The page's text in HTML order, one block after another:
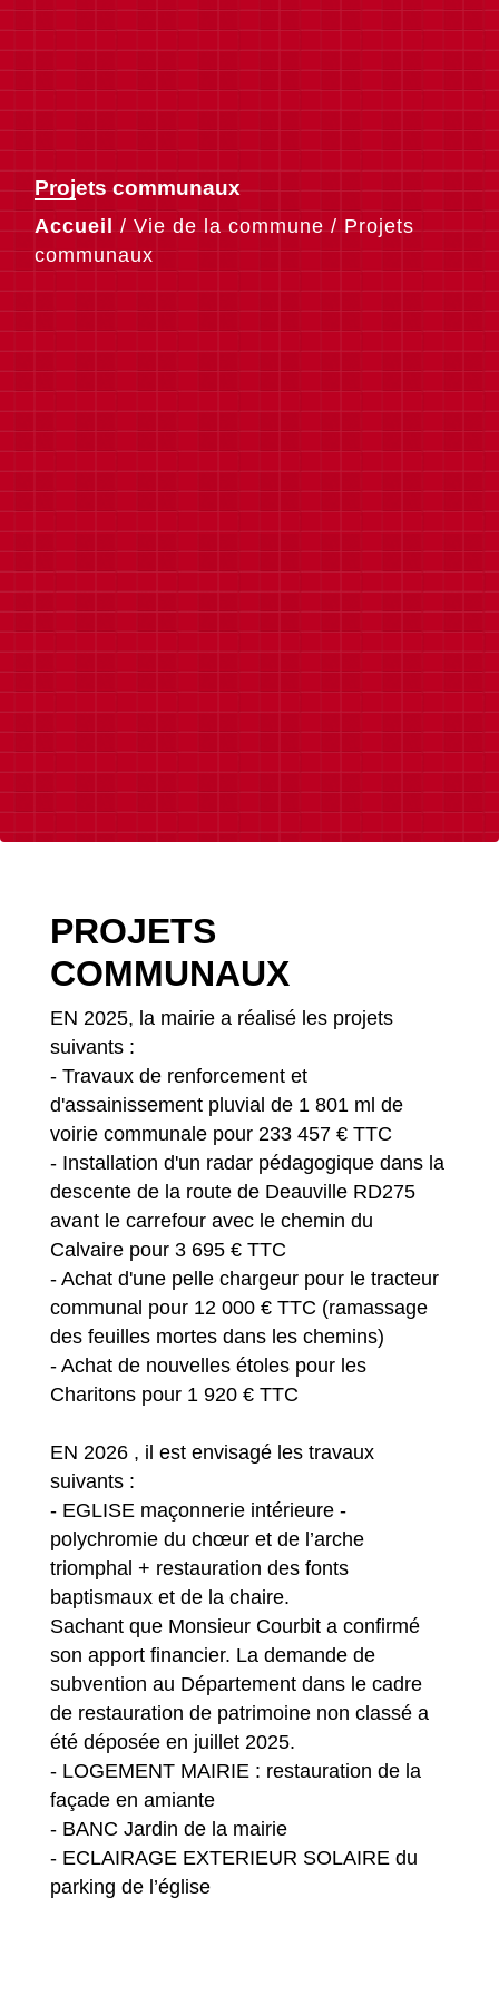
Projets communaux
Accueil / Vie de la commune / Projets
communaux
PROJETS
COMMUNAUX
EN 2025, la mairie a réalisé les projets
suivants :
- Travaux de renforcement et
d'assainissement pluvial de 1 801 ml de
voirie communale pour 233 457 € TTC
- Installation d'un radar pédagogique dans la
descente de la route de Deauville RD275
avant le carrefour avec le chemin du
Calvaire pour 3 695 € TTC
- Achat d'une pelle chargeur pour le tracteur
communal pour 12 000 € TTC (ramassage
des feuilles mortes dans les chemins)
- Achat de nouvelles étoles pour les
Charitons pour 1 920 € TTC
EN 2026 , il est envisagé les travaux
suivants :
- EGLISE maçonnerie intérieure -
polychromie du chœur et de l’arche
triomphal + restauration des fonts
baptismaux et de la chaire.
Sachant que Monsieur Courbit a confirmé
son apport financier. La demande de
subvention au Département dans le cadre
de restauration de patrimoine non classé a
été déposée en juillet 2025.
- LOGEMENT MAIRIE : restauration de la
façade en amiante
- BANC Jardin de la mairie
- ECLAIRAGE EXTERIEUR SOLAIRE du
parking de l’église